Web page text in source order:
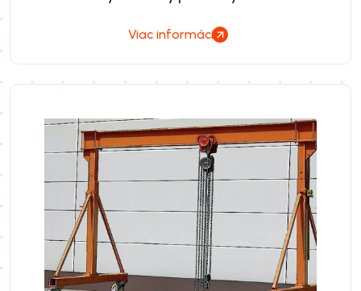
Viac informácií